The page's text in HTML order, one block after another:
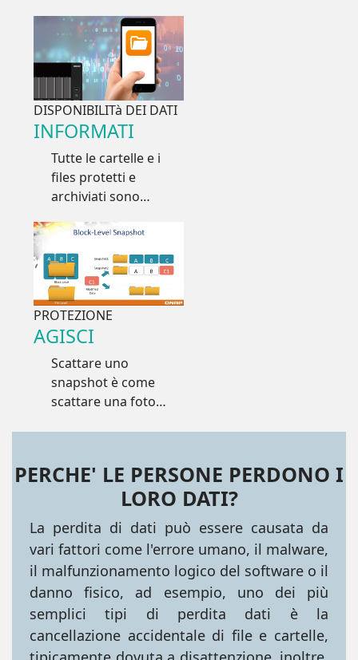
IP sospetti
DISPONIBILITà DEI DATI
INFORMATI
Tutte le cartelle e i
files protetti e
archiviati sono
PC e Tablet e
Smartphone da
qualsiasi luogo
connesso
PROTEZIONE
AGISCI
Scattare uno
snapshot è come
scattare una foto,
dati e in caso di
registrato
PERCHE' LE PERSONE PERDONO I
LORO DATI?
La perdita di dati può essere causata da
vari fattori come l'errore umano, il malware,
il malfunzionamento logico del software o il
danno fisico, ad esempio, uno dei più
semplici tipi di perdita dati è la
cancellazione accidentale di file e cartelle,